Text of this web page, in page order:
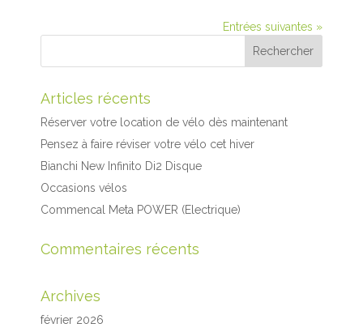
Entrées suivantes »
Articles récents
Réserver votre location de vélo dès maintenant
Pensez à faire réviser votre vélo cet hiver
Bianchi New Infinito Di2 Disque
Occasions vélos
Commencal Meta POWER (Electrique)
Commentaires récents
Archives
février 2026